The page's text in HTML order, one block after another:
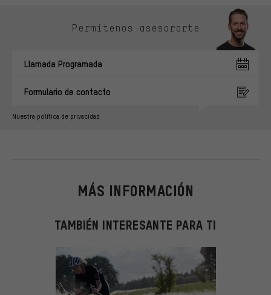
Permítenos asesorarte
Llamada Programada
Formulario de contacto
Nuestra política de privacidad
MÁS INFORMACIÓN
TAMBIÉN INTERESANTE PARA TI